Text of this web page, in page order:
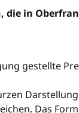
die in
gestellte
Das